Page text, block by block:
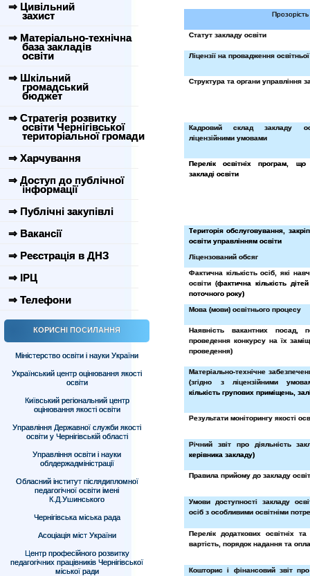
⇒ Цивільний
захист
⇒ Матеріально-технічна
база закладів
освіти
⇒ Шкільний
громадський
бюджет
⇒ Стратегія розвитку
освіти Чернігівської
територіальної громади
⇒ Харчування
⇒ Доступ до публічної
інформації
⇒ Публічні закупівлі
⇒ Вакансії
⇒ Реєстрація в ДНЗ
⇒ ІРЦ
⇒ Телефони
КОРИСНІ ПОСИЛАННЯ
Міністерство освіти і науки України
Український центр оцінювання якості
освіти
Київський регіональний центр
оцінювання якості освіти
Управління Державної служби якості
освіти у Чернігівській області
Управління освіти і науки
облдержадміністрації
Обласний інститут післядипломної
педагогічної освіти імені
К.Д.Ушинського
Чернігівська міська рада
Асоціація міст України
Центр професійного розвитку
педагогічних працівників Чернігівської
міської ради
Прозорість
Статут закладу освіти
Ліцензії на провадження
Структура та органи управління
Кадровий склад закладу
ліцензійними умовами
Перелік освітніх програм,
закладі освіти
Територія обслуговування,
освіти управлінням освіти
Ліцензований обсяг
Фактична кількість осіб, які
освіти (фактична кількість
поточного року)
Мова (мови) освітнього процесу
Наявність вакантних посад,
проведення конкурсу на їх
проведення)
Матеріально-технічне
(згідно з ліцензійними
кількість групових приміщень,
Результати моніторингу якості
Річний звіт про діяльність
керівника закладу)
Правила прийому до закладу
Умови доступності закладу
осіб з особливими освітніми
Перелік додаткових освітніх
вартість, порядок надання та
Кошторис і фінансовий звіт